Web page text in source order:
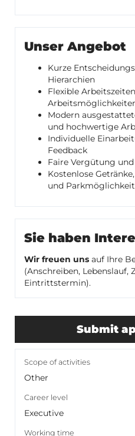
Unser Angebot
Kurze
Hierarchien
Flexible
Modern
und hochwertige
Individuelle
Feedback
Faire Vergütung
Kostenlose
und
Sie haben
Wir freuen uns auf Ihre
(Anschreiben, Lebenslauf,
Eintrittstermin).
Submit
Scope of activities
Other
Career level
Executive
Working time